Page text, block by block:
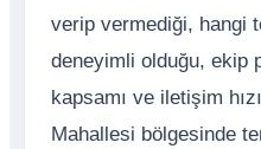
verip vermediği, hangi
deneyimli olduğu, ekip
kapsamı ve iletişim
Mahallesi bölgesinde